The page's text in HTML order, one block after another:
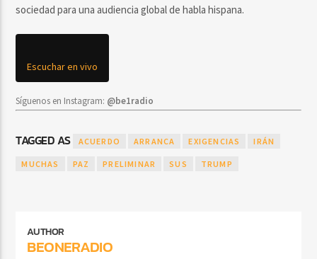
sociedad para una audiencia global de habla hispana.
Escuchar en vivo
Síguenos en Instagram: @be1radio
TAGGED AS ACUERDO ARRANCA EXIGENCIAS IRÁN
MUCHAS PAZ PRELIMINAR SUS TRUMP
AUTHOR
BEONERADIO